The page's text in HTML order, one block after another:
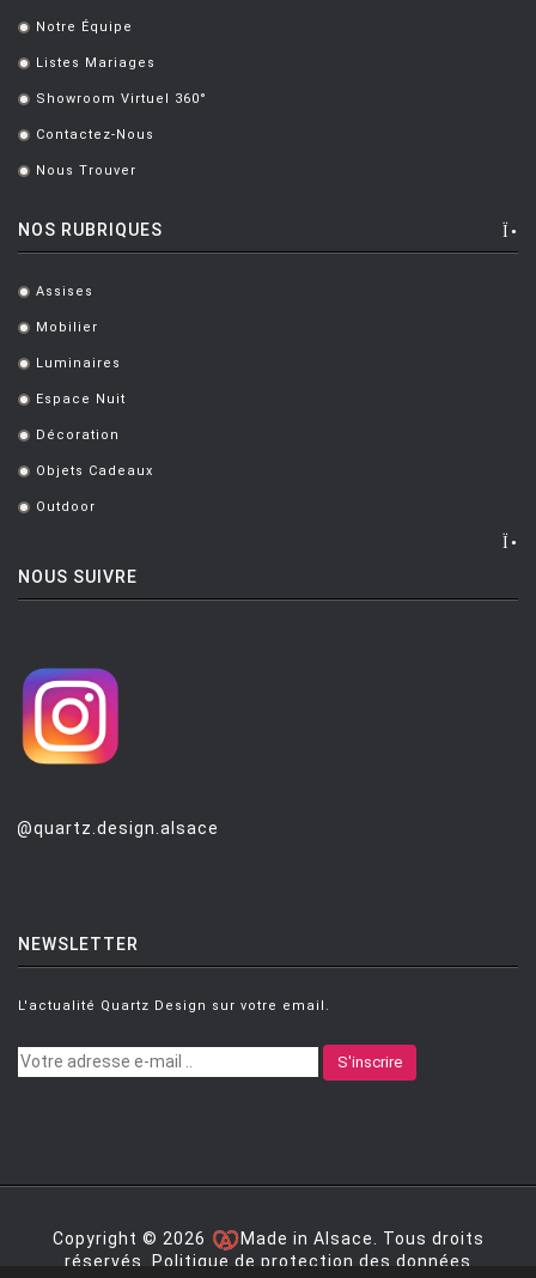
OLUCE
OPINION CIATTI
PETITE FRITURE
PUNT MOBLES
QUARTZ MOBILIER CONTEMPORAIN
REMEMBER
RIVA
SERAX
SKITSCH
SLIDE
TALENTI
TOM DIXON
UMASQU
UMBRA
VERPAN
VONDOM
ZAFFERANO
ZANOTTA
. Notre Équipe
. Listes Mariages
. Showroom Virtuel 360°
. Contactez-Nous
. Nous Trouver
NOS RUBRIQUES
. Assises
. Mobilier
. Luminaires
. Espace Nuit
. Décoration
. Objets Cadeaux
. Outdoor
NOUS SUIVRE
@quartz.design.alsace
NEWSLETTER
L'actualité Quartz Design sur votre email.
S'inscrire
Copyright © 2026
Made in Alsace. Tous droits
réservés. Politique de protection des données